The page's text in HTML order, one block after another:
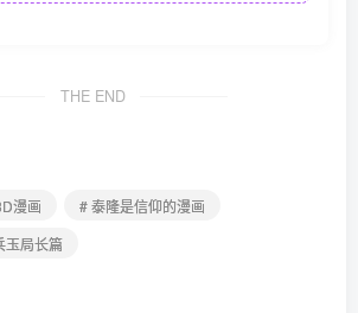
THE END
漫画
# 泰隆是信仰的漫画
玉局长篇